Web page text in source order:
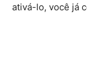
ativá-lo, você já